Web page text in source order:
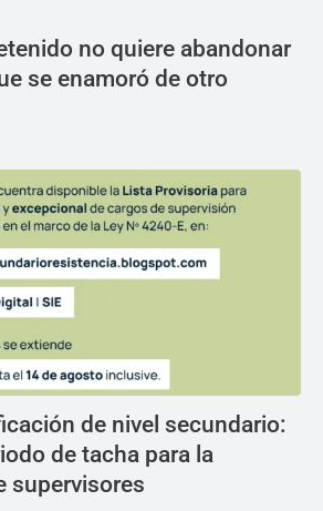
no quiere abandonar
se enamoró de otro
de nivel secundario:
de tacha para la
supervisores